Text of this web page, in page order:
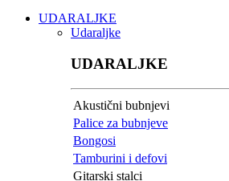
UDARALJKE
Udaraljke
UDARALJKE
Akustični bubnjevi
Palice za bubnjeve
Bongosi
Tamburini i defovi
Gitarski stalci